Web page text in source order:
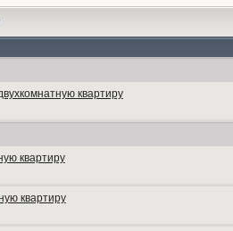
квартиру
квартиру
квартиру